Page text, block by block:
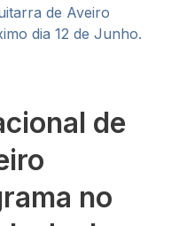
de Aveiro
dia 12 de Junho.
de
no